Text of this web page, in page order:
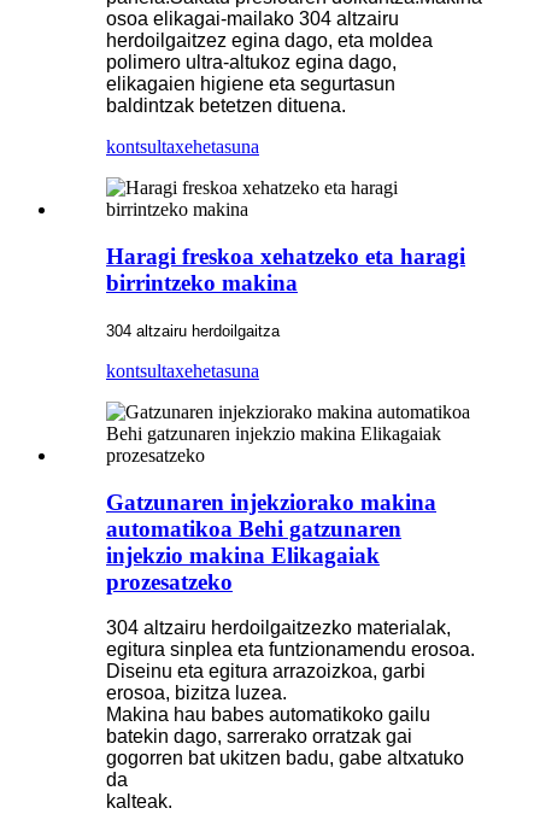
osoa elikagai-mailako 304 altzairu
herdoilgaitzez egina dago, eta moldea
polimero ultra-altukoz egina dago,
elikagaien higiene eta segurtasun
baldintzak betetzen dituena.
kontsultaxehetasuna
Haragi freskoa xehatzeko eta haragi
birrintzeko makina
304 altzairu herdoilgaitza
kontsultaxehetasuna
Gatzunaren injekziorako makina
automatikoa Behi gatzunaren
injekzio makina Elikagaiak
prozesatzeko
304 altzairu herdoilgaitzezko materialak,
egitura sinplea eta funtzionamendu erosoa.
Diseinu eta egitura arrazoizkoa, garbi
erosoa, bizitza luzea.
Makina hau babes automatikoko gailu
batekin dago, sarrerako orratzak gai
gogorren bat ukitzen badu, gabe altxatuko
da
kalteak.